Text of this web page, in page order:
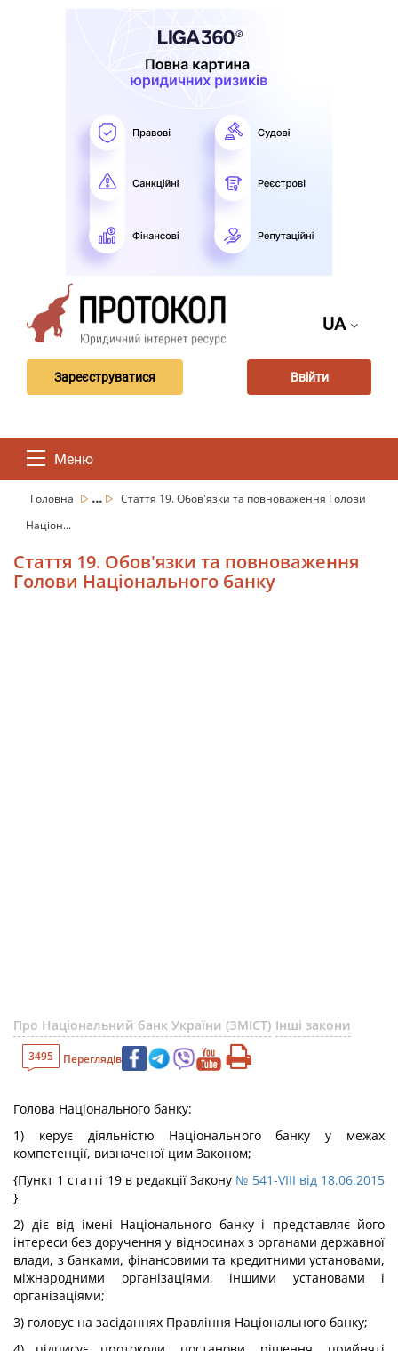
UA
Зареєструватися Ввійти
Меню
Головна ...
Стаття 19. Обов'язки та повноваження Голови
Націон...
Стаття 19. Обов'язки та повноваження
Голови Національного банку
Про Національний банк України (ЗМІСТ) Інші закони
3495 Переглядів
Голова Національного банку:
1) керує діяльністю Національного банку у межах
компетенції, визначеної цим Законом;
{Пункт 1 статті 19 в редакції Закону № 541-VIII від 18.06.2015
}
2) діє від імені Національного банку і представляє його
інтереси без доручення у відносинах з органами державної
влади, з банками, фінансовими та кредитними установами,
міжнародними організаціями, іншими установами і
організаціями;
3) головує на засіданнях Правління Національного банку;